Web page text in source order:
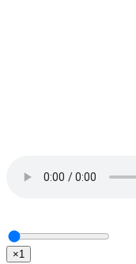
×1